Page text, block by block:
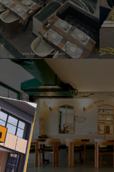
hem
restoran, kafe, otel
formu
göz alıcı